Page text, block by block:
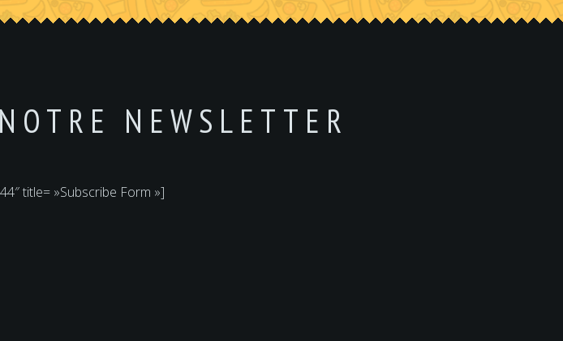
NEWSLETTER
title= »Subscribe Form »]